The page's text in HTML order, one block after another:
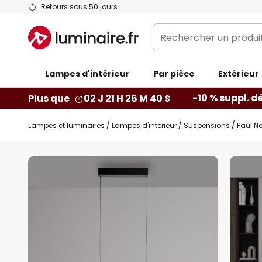
Retours sous 50 jours
Allez
contenu
Rechercher
un
catégorie...
Lampes d'intérieur Par pièce Extérieur
Plus que 02 J 21 H 26 M 39 S -10 % suppl.
Lampes et luminaires Lampes d'intérieur Suspensions Paul
Skip